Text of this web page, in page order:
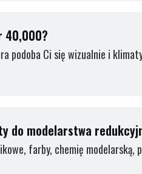
40,000?
podoba Ci się wizualnie i
do modelarstwa
farby, chemię